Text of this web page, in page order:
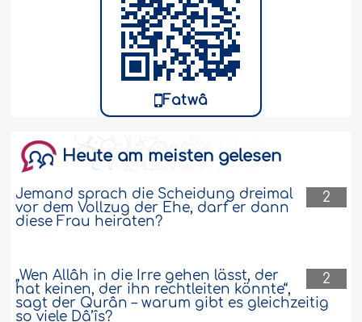
Fatwâ
Heute am meisten gelesen
2
Jemand sprach die Scheidung dreimal
vor dem Vollzug der Ehe, darf er dann
diese Frau heiraten?
2
„Wen Allâh in die Irre gehen lässt, der
hat keinen, der ihn rechtleiten könnte“,
sagt der Qurân – warum gibt es gleichzeitig
so viele Dâ’îs?